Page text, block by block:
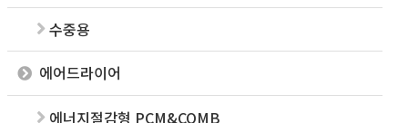
수중용
에어드라이어
에너지절감형 PCM&COMB